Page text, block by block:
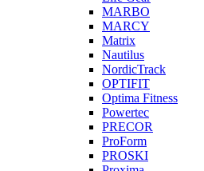
MARBO
MARCY
Matrix
Nautilus
NordicTrack
OPTIFIT
Optima Fitness
Powertec
PRECOR
ProForm
PROSKI